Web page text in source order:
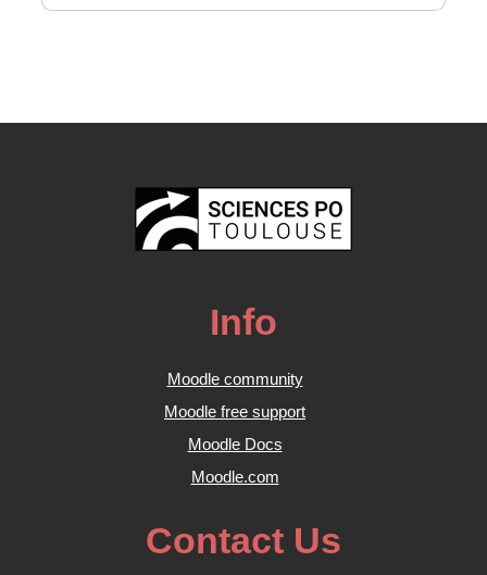
Info
Moodle community
Moodle free support
Moodle Docs
Moodle.com
Contact Us